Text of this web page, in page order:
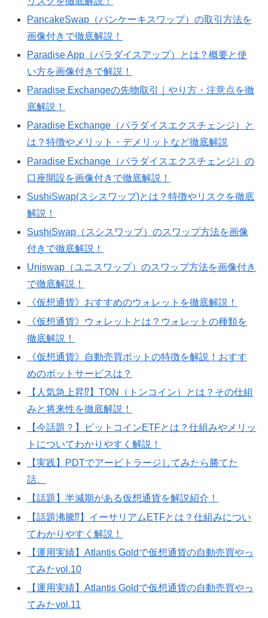
PancakeSwap（パンケーキスワップ）の取引方法を
画像付きで徹底解説！
Paradise App（パラダイスアップ）とは？概要と使
い方を画像付きで解説！
Paradise Exchangeの先物取引｜やり方・注意点を徹
底解説！
Paradise Exchange（パラダイスエクスチェンジ）と
は？特徴やメリット・デメリットなど徹底解説
Paradise Exchange（パラダイスエクスチェンジ）の
口座開設を画像付きで徹底解説！
SushiSwap(スシスワップ)とは？特徴やリスクを徹底
解説！
SushiSwap（スシスワップ）のスワップ方法を画像
付きで徹底解説！
Uniswap（ユニスワップ）のスワップ方法を画像付き
で徹底解説！
《仮想通貨》おすすめのウォレットを徹底解説！
《仮想通貨》ウォレットとは？ウォレットの種類を
徹底解説！
《仮想通貨》自動売買ボットの特徴を解説！おすす
めのボットサービスは？
【人気急上昇⁉️】TON（トンコイン）とは？その仕組
みと将来性を徹底解説！
【今話題？】ビットコインETFとは？仕組みやメリッ
トについてわかりやすく解説！
【実践】PDTでアービトラージしてみたら勝てた
話。
【話題】半減期がある仮想通貨を解説紹介！
【話題沸騰⁉️】イーサリアムETFとは？仕組みについ
てわかりやすく解説！
【運用実績】Atlantis Goldで仮想通貨の自動売買やっ
てみたvol.10
【運用実績】Atlantis Goldで仮想通貨の自動売買やっ
てみたvol.11